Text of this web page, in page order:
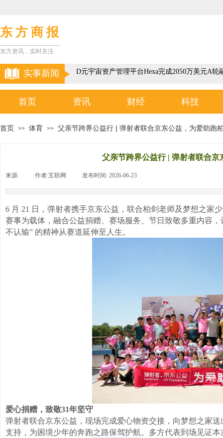
以色列3D元宇宙资产管理平台Hexa完成2050万美元A轮融
东 方 商 报
实事新闻
东方资讯，实时关注
首页 资讯 财经 科技
首页 >> 体育 >> 父亲节跨界公益行 | 弹射者联合京东公益，为爱助跑
父亲节跨界公益行 | 弹射者联合
来源: 作者:互联网 发布时间: 2026-06-23
6 月 21 日，弹射者携手京东公益，联合柏剑老师及梦想之家
赛事为载体，融合公益捐赠、赛场服务、节日致敬多重内容
不认输” 的精神从赛道延伸至人生。
爱心捐赠，致敬31年坚守
弹射者联合京东公益，现场完成爱心物资交接，向梦想之家
支持，为困境少年的奔跑之路保驾护航。多方代表到场见证